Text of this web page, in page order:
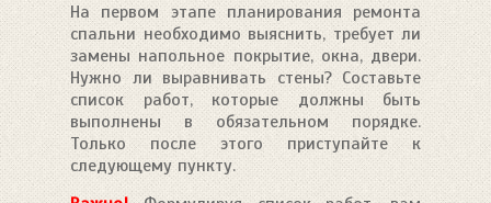
На первом этапе планирования ремонта
спальни необходимо выяснить, требует ли
замены напольное покрытие, окна, двери.
Нужно ли выравнивать стены? Составьте
список работ, которые должны быть
выполнены в обязательном порядке.
Только после этого приступайте к
следующему пункту.